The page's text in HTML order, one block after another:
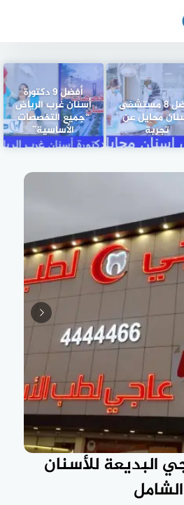
افضل 8 مستشفى
محايل عن
تجربة
أفضل 9 دكتورة
أسنان غرب الرياض
“جميع التخصصات
الأساسية”
البديعة للأسنان